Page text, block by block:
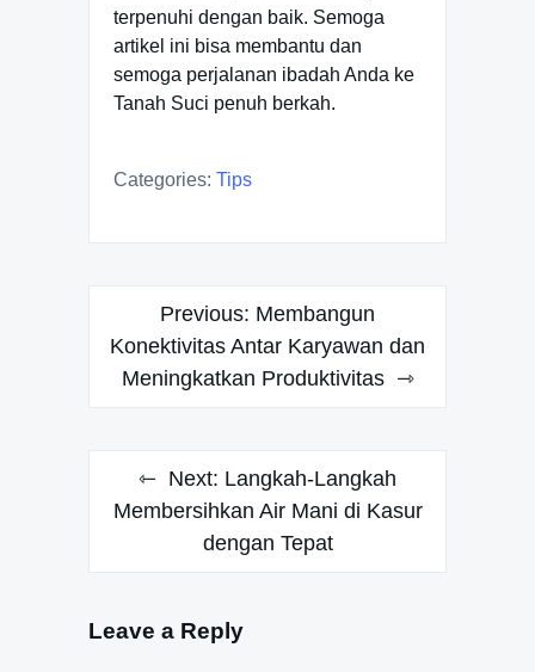
terpenuhi dengan baik. Semoga
artikel ini bisa membantu dan
semoga perjalanan ibadah Anda ke
Tanah Suci penuh berkah.
Categories: Tips
navigation
Previous: Membangun
Konektivitas Antar Karyawan dan
Meningkatkan Produktivitas
Next: Langkah-Langkah
Membersihkan Air Mani di Kasur
dengan Tepat
Leave a Reply